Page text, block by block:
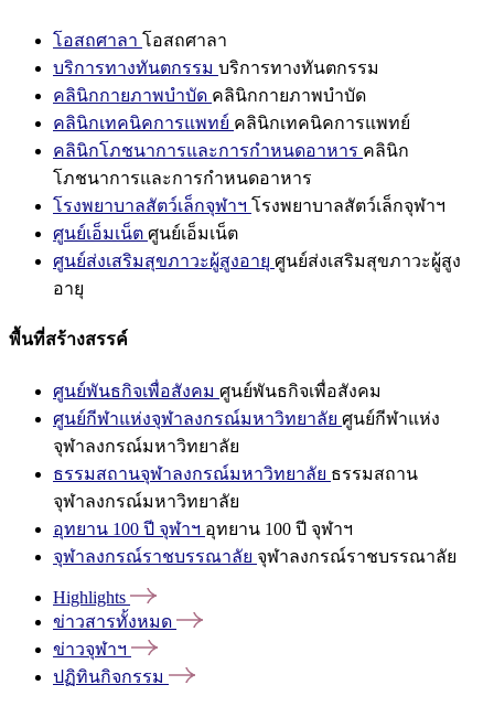
โอสถศาลา โอสถศาลา
บริการทางทันตกรรม บริการทางทันตกรรม
คลินิกกายภาพบำบัด คลินิกกายภาพบำบัด
คลินิกเทคนิคการแพทย์ คลินิกเทคนิคการแพทย์
คลินิกโภชนาการและการกำหนดอาหาร คลินิก
โภชนาการและการกำหนดอาหาร
โรงพยาบาลสัตว์เล็กจุฬาฯ โรงพยาบาลสัตว์เล็กจุฬาฯ
ศูนย์เอ็มเน็ต ศูนย์เอ็มเน็ต
ศูนย์ส่งเสริมสุขภาวะผู้สูงอายุ ศูนย์ส่งเสริมสุขภาวะผู้สูง
อายุ
พื้นที่สร้างสรรค์
ศูนย์พันธกิจเพื่อสังคม ศูนย์พันธกิจเพื่อสังคม
ศูนย์กีฬาแห่งจุฬาลงกรณ์มหาวิทยาลัย ศูนย์กีฬาแห่ง
จุฬาลงกรณ์มหาวิทยาลัย
ธรรมสถานจุฬาลงกรณ์มหาวิทยาลัย ธรรมสถาน
จุฬาลงกรณ์มหาวิทยาลัย
อุทยาน 100 ปี จุฬาฯ อุทยาน 100 ปี จุฬาฯ
จุฬาลงกรณ์ราชบรรณาลัย จุฬาลงกรณ์ราชบรรณาลัย
Highlights
ข่าวสารทั้งหมด
ข่าวจุฬาฯ
ปฏิทินกิจกรรม